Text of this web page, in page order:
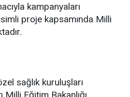
kampanyaları
proje kapsamında Milli
sağlık kuruluşları